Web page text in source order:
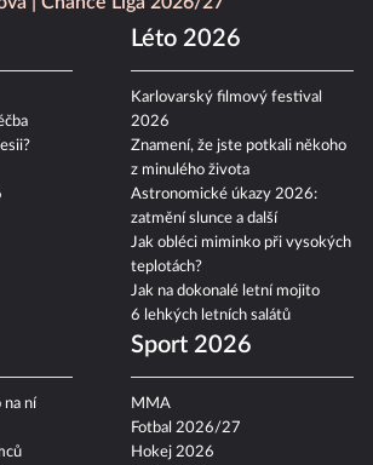
Léto 2026
Karlovarský filmový festival
2026
Znamení, že jste potkali někoho
z minulého života
Astronomické úkazy 2026:
zatmění slunce a další
Jak obléci miminko při vysokých
teplotách?
Jak na dokonalé letní mojito
6 lehkých letních salátů
na ní
Sport 2026
MMA
Fotbal 2026/27
Hokej 2026